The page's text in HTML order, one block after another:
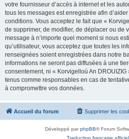
votre fournisseur d’accès à internet et les
tous les messages est enregistrée afin
conditions. Vous acceptez le fait que «
de supprimer, de modifier, de déplacer ou de
message à n’importe quel moment si nous
qu’utilisateur, vous acceptez que toutes les
renseignées soient enregistrées dans notre
informations ne seront pas diffusées à une
consentement, ni « Korvigelloù An
tenus comme responsables en cas de
à compromettre vos données.
Accueil du forum Supprimer les
Développé parphpBB® Forum
Traduction française